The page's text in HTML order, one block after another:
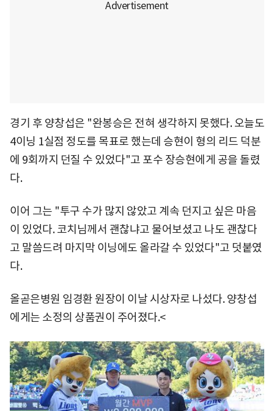
경기 후 양창섭은 "완봉승은 전혀 생각하지 못했다. 오늘도
4이닝 1실점 정도를 목표로 했는데 승현이 형의 리드 덕분
에 9회까지 던질 수 있었다"고 포수 장승현에게 공을 돌렸
다.
이어 그는 "투구 수가 많지 않았고 계속 던지고 싶은 마음
이 있었다. 코치님께서 괜찮냐고 물어보셨고 나도 괜찮다
고 말씀드려 마지막 이닝에도 올라갈 수 있었다"고 덧붙였
다.
올곧은병원 임경환 원장이 이날 시상자로 나섰다. 양창섭
에게는 소정의 상품권이 주어졌다.<